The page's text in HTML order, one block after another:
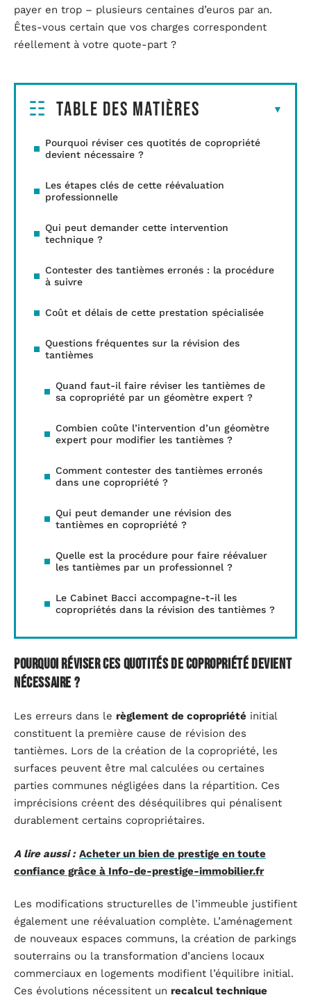
payer en trop – plusieurs centaines d’euros par an.
Êtes-vous certain que vos charges correspondent
réellement à votre quote-part ?
Table des matières
Pourquoi réviser ces quotités de copropriété
devient nécessaire ?
Les étapes clés de cette réévaluation
professionnelle
Qui peut demander cette intervention
technique ?
Contester des tantièmes erronés : la procédure
à suivre
Coût et délais de cette prestation spécialisée
Questions fréquentes sur la révision des
tantièmes
Quand faut-il faire réviser les tantièmes de
sa copropriété par un géomètre expert ?
Combien coûte l’intervention d’un géomètre
expert pour modifier les tantièmes ?
Comment contester des tantièmes erronés
dans une copropriété ?
Qui peut demander une révision des
tantièmes en copropriété ?
Quelle est la procédure pour faire réévaluer
les tantièmes par un professionnel ?
Le Cabinet Bacci accompagne-t-il les
copropriétés dans la révision des tantièmes ?
Pourquoi réviser ces quotités de copropriété devient
nécessaire ?
Les erreurs dans le règlement de copropriété initial
constituent la première cause de révision des
tantièmes. Lors de la création de la copropriété, les
surfaces peuvent être mal calculées ou certaines
parties communes négligées dans la répartition. Ces
imprécisions créent des déséquilibres qui pénalisent
durablement certains copropriétaires.
A lire aussi : Acheter un bien de prestige en toute
confiance grâce à Info-de-prestige-immobilier.fr
Les modifications structurelles de l’immeuble justifient
également une réévaluation complète. L’aménagement
de nouveaux espaces communs, la création de parkings
souterrains ou la transformation d’anciens locaux
commerciaux en logements modifient l’équilibre initial.
Ces évolutions nécessitent un recalcul technique